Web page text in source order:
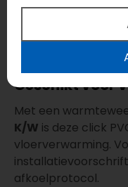
Belakos Rigid
interessante
controleer altijd de
Geschikt voor
Met een
K/W is deze click
vloerverwarming.
afkoelprotocol.